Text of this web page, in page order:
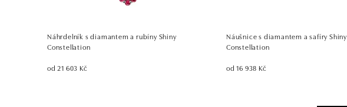
Náhrdelník s diamantem a rubíny Shiny
Constellation
od 21 603 Kč
Náušnice s diamantem a safíry Shiny
Constellation
od 16 938 Kč